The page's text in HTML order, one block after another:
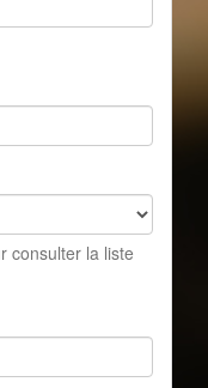
consulter la liste